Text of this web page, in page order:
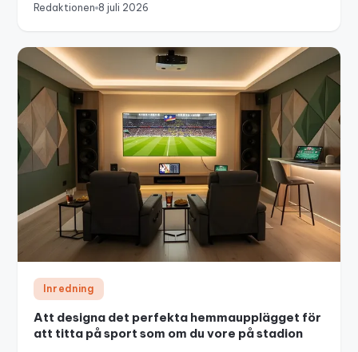
Redaktionen 8 juli 2026
Inredning
Att designa det perfekta hemmaupplägget för
att titta på sport som om du vore på stadion